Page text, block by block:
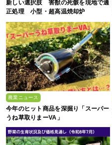
新しい選択肢 害獣の死骸を現地で適
正処理 小型・超高温焼却炉
農業ニュース
今年のヒット商品を深掘り「スーパー
うね草取りまーVA」